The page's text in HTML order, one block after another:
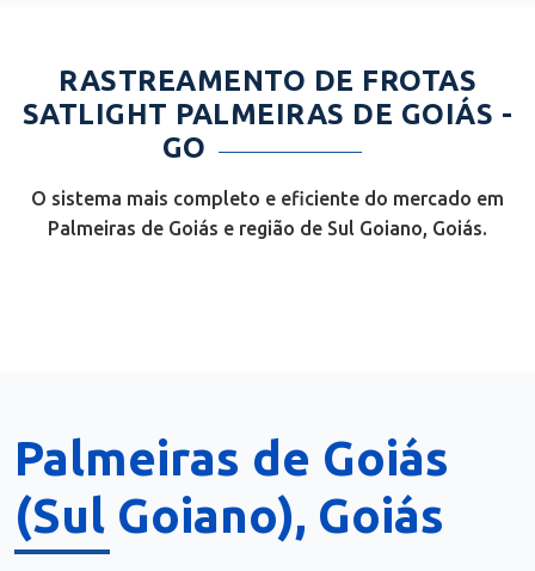
RASTREAMENTO DE FROTAS
SATLIGHT PALMEIRAS DE GOIÁS -
GO
O sistema mais completo e eficiente do mercado em
Palmeiras de Goiás e região de Sul Goiano, Goiás.
Palmeiras de Goiás
(Sul Goiano), Goiás